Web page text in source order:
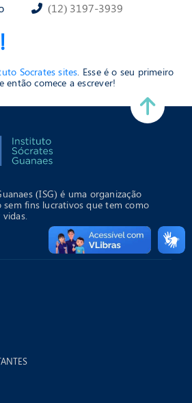
(12) 3197-3939
Socrates sites. Esse é o seu primeiro
então comece a escrever!
(ISG) é uma organização
fins lucrativos que tem como
vidas.